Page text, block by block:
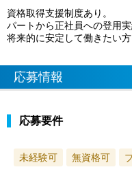
資格取得支援制度あり。
パートから正社員への登用実
将来的に安定して働きたい方
応募情報
応募要件
未経験可 無資格可